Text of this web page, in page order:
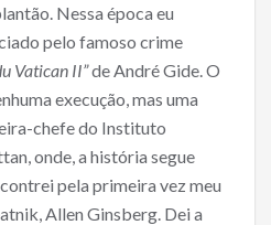
Nessa época eu
pelo famoso crime
Vatican II”de André Gide. O
execução, mas uma
chefe do Instituto
onde, a história segue
pela primeira vez meu
Allen Ginsberg. Dei a